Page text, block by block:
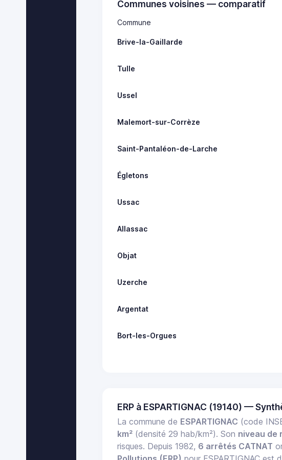
Communes voisines — comparatif
Commune
Brive-la-Gaillarde
Tulle
Ussel
Malemort-sur-Corrèze
Saint-Pantaléon-de-Larche
Égletons
Ussac
Allassac
Objat
Uzerche
Argentat
Bort-les-Orgues
ERP à ESPARTIGNAC (19140) —
La commune de ESPARTIGNAC (code
km² (densité 29 hab/km²). Son niveau de
risques. Depuis 1982, 6 arrêtés CATNAT